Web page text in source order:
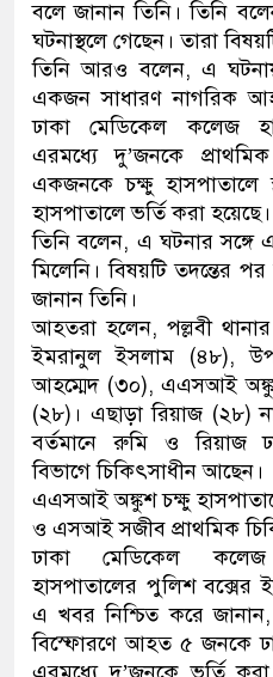
বলে জানান তিনি। তিনি
ঘটনাস্থলে গেছেন। তারা
তিনি আরও বলেন, এ
একজন সাধারণ নাগরিক
ঢাকা মেডিকেল কলেজ
এরমধ্যে দু’জনকে
একজনকে চক্ষু হাসপাতালে
হাসপাতালে ভর্তি করা হয়েছে।
তিনি বলেন, এ ঘটনার সঙ্গে
মিলেনি। বিষয়টি তদন্তের
জানান তিনি।
আহতরা হলেন, পল্লবী
ইমরানুল ইসলাম (৪৮),
আহম্মেদ (৩০), এএসআই
(২৮)। এছাড়া রিয়াজ (২৮)
বর্তমানে রুমি ও রিয়াজ
বিভাগে চিকিৎসাধীন আছেন।
এএসআই অঙ্কুশ চক্ষু
ও এসআই সজীব প্রাথমিক
ঢাকা মেডিকেল কলেজ
হাসপাতালের পুলিশ বক্সের
এ খবর নিশ্চিত করে
বিস্ফোরণে আহত ৫ জনকে